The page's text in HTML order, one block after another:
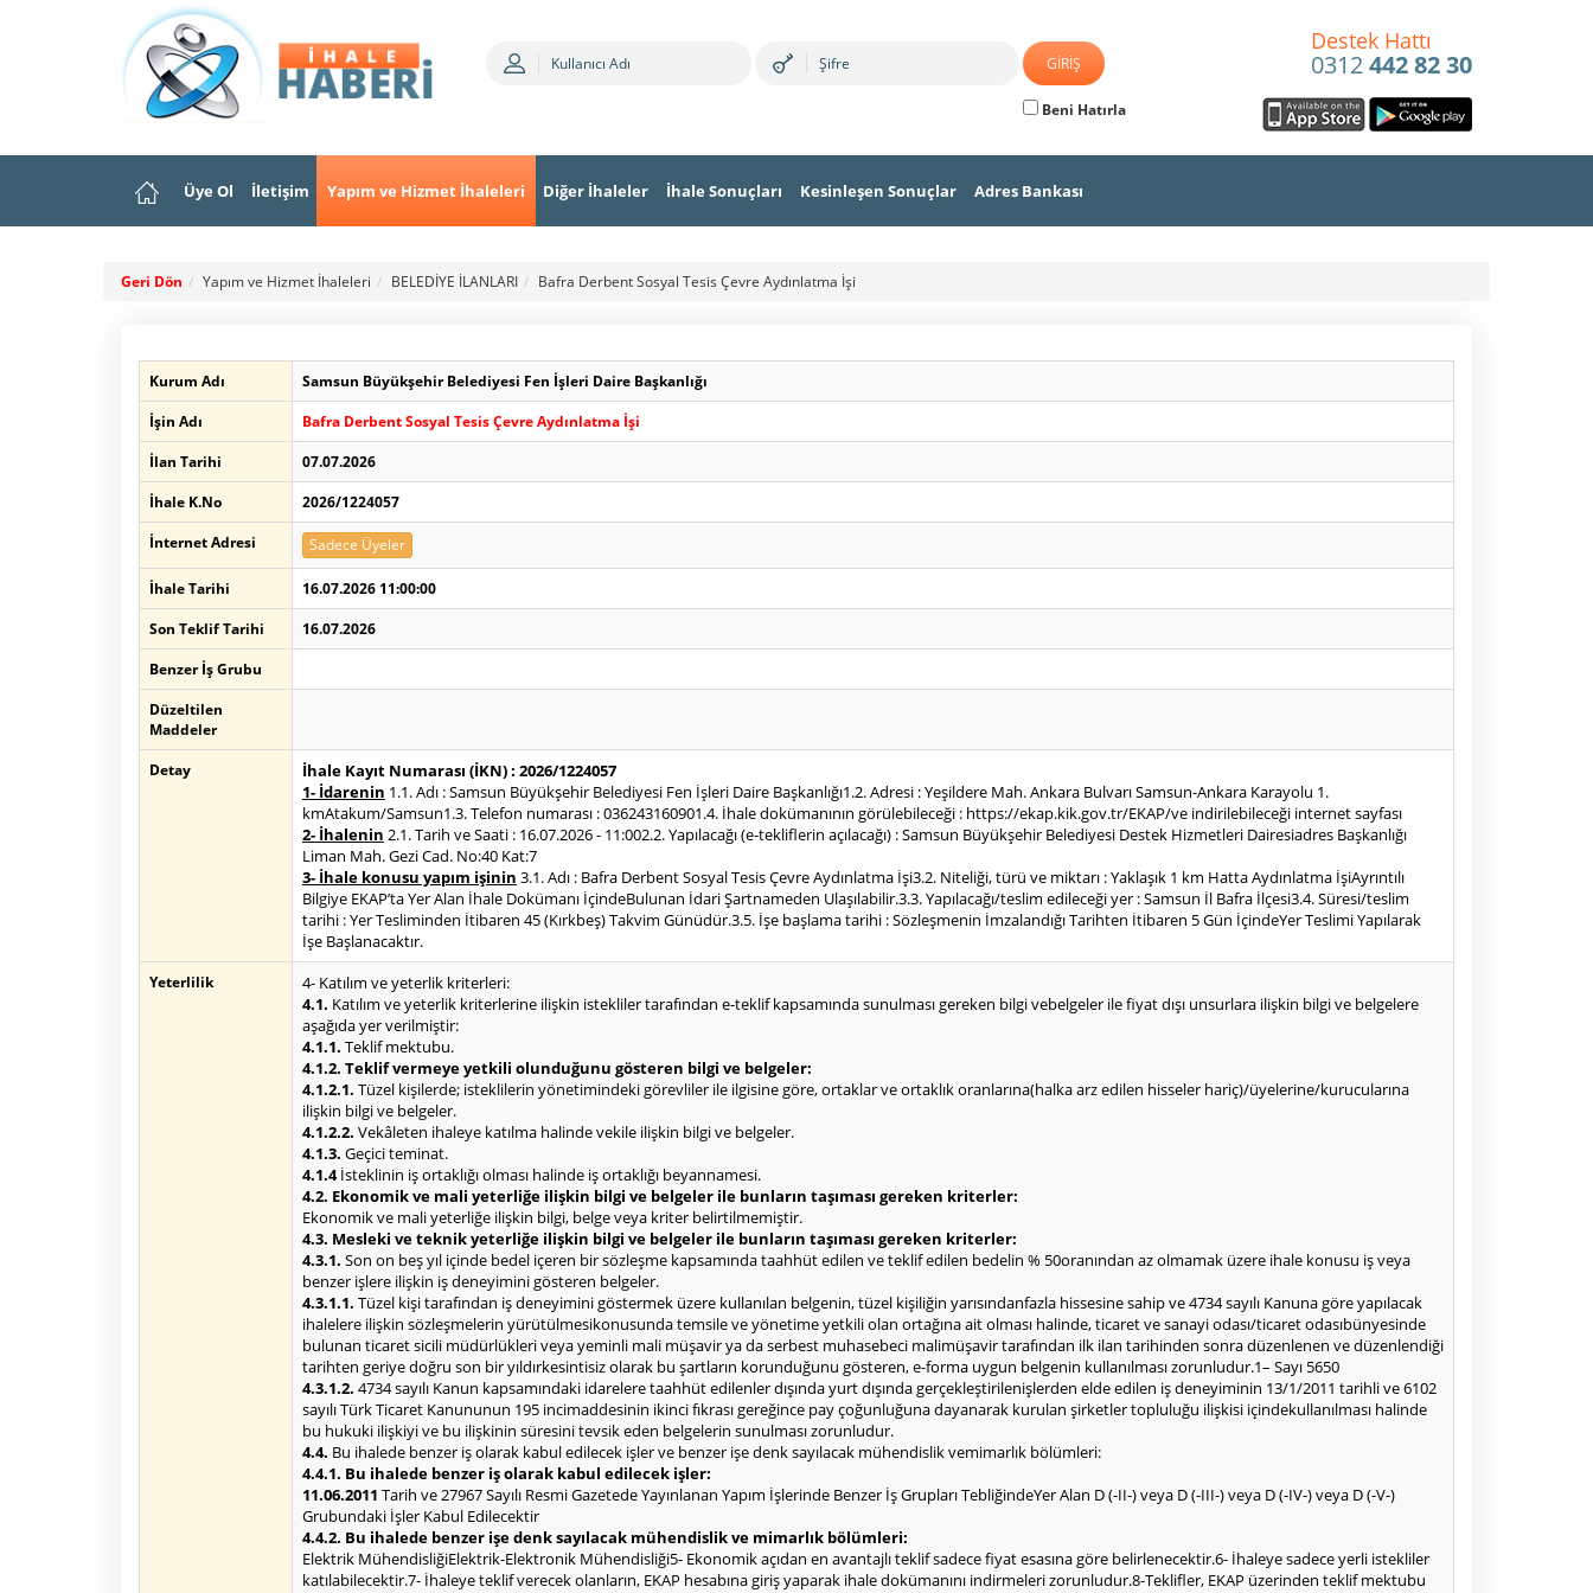
Beni Hatırla
Destek Hattı
0312442 82 30
Üye Ol İletişim Yapım ve Hizmet İhaleleri Diğer İhaleler İhale Sonuçları Kesinleşen Sonuçlar Adres Bankası
Geri Dön Yapım ve Hizmet İhaleleri BELEDİYE İLANLARI Bafra Derbent Sosyal Tesis Çevre Aydınlatma İşi
Kurum Adı
Samsun Büyükşehir Belediyesi Fen İşleri Daire Başkanlığı
İşin Adı
Bafra Derbent Sosyal Tesis Çevre Aydınlatma İşi
İlan Tarihi
07.07.2026
İhale K.No
2026/1224057
İnternet Adresi
Sadece Üyeler
İhale Tarihi
16.07.2026 11:00:00
Son Teklif Tarihi
16.07.2026
Benzer İş Grubu
Düzeltilen
Maddeler
Detay
İhale Kayıt Numarası (İKN) : 2026/1224057
1- İdarenin 1.1. Adı : Samsun Büyükşehir Belediyesi Fen İşleri Daire Başkanlığı1.2. Adresi : Yeşildere Mah. Ankara Bulvarı Samsun-Ankara Karayolu 1.
kmAtakum/Samsun1.3. Telefon numarası : 036243160901.4. İhale dokümanının görülebileceği : https://ekap.kik.gov.tr/EKAP/ve indirilebileceği internet sayfası
2- İhalenin 2.1. Tarih ve Saati : 16.07.2026 - 11:002.2. Yapılacağı (e-tekliflerin açılacağı) : Samsun Büyükşehir Belediyesi Destek Hizmetleri Dairesiadres Başkanlığı
Liman Mah. Gezi Cad. No:40 Kat:7
3- İhale konusu yapım işinin 3.1. Adı : Bafra Derbent Sosyal Tesis Çevre Aydınlatma İşi3.2. Niteliği, türü ve miktarı : Yaklaşık 1 km Hatta Aydınlatma İşiAyrıntılı
Bilgiye EKAP’ta Yer Alan İhale Dokümanı İçindeBulunan İdari Şartnameden Ulaşılabilir.3.3. Yapılacağı/teslim edileceği yer : Samsun İl Bafra İlçesi3.4. Süresi/teslim
tarihi : Yer Tesliminden İtibaren 45 (Kırkbeş) Takvim Günüdür.3.5. İşe başlama tarihi : Sözleşmenin İmzalandığı Tarihten İtibaren 5 Gün İçindeYer Teslimi Yapılarak
İşe Başlanacaktır.
Yeterlilik
4- Katılım ve yeterlik kriterleri:
4.1. Katılım ve yeterlik kriterlerine ilişkin istekliler tarafından e-teklif kapsamında sunulması gereken bilgi vebelgeler ile fiyat dışı unsurlara ilişkin bilgi ve belgelere
aşağıda yer verilmiştir:
4.1.1. Teklif mektubu.
4.1.2. Teklif vermeye yetkili olunduğunu gösteren bilgi ve belgeler:
4.1.2.1. Tüzel kişilerde; isteklilerin yönetimindeki görevliler ile ilgisine göre, ortaklar ve ortaklık oranlarına(halka arz edilen hisseler hariç)/üyelerine/kurucularına
ilişkin bilgi ve belgeler.
4.1.2.2. Vekâleten ihaleye katılma halinde vekile ilişkin bilgi ve belgeler.
4.1.3. Geçici teminat.
4.1.4İsteklinin iş ortaklığı olması halinde iş ortaklığı beyannamesi.
4.2. Ekonomik ve mali yeterliğe ilişkin bilgi ve belgeler ile bunların taşıması gereken kriterler:
Ekonomik ve mali yeterliğe ilişkin bilgi, belge veya kriter belirtilmemiştir.
4.3. Mesleki ve teknik yeterliğe ilişkin bilgi ve belgeler ile bunların taşıması gereken kriterler:
4.3.1. Son on beş yıl içinde bedel içeren bir sözleşme kapsamında taahhüt edilen ve teklif edilen bedelin % 50oranından az olmamak üzere ihale konusu iş veya
benzer işlere ilişkin iş deneyimini gösteren belgeler.
4.3.1.1. Tüzel kişi tarafından iş deneyimini göstermek üzere kullanılan belgenin, tüzel kişiliğin yarısındanfazla hissesine sahip ve 4734 sayılı Kanuna göre yapılacak
ihalelere ilişkin sözleşmelerin yürütülmesikonusunda temsile ve yönetime yetkili olan ortağına ait olması halinde, ticaret ve sanayi odası/ticaret odasıbünyesinde
bulunan ticaret sicili müdürlükleri veya yeminli mali müşavir ya da serbest muhasebeci malimüşavir tarafından ilk ilan tarihinden sonra düzenlenen ve düzenlendiği
tarihten geriye doğru son bir yıldırkesintisiz olarak bu şartların korunduğunu gösteren, e-forma uygun belgenin kullanılması zorunludur.1– Sayı 5650
4.3.1.2. 4734 sayılı Kanun kapsamındaki idarelere taahhüt edilenler dışında yurt dışında gerçekleştirilenişlerden elde edilen iş deneyiminin 13/1/2011 tarihli ve 6102
sayılı Türk Ticaret Kanununun 195 incimaddesinin ikinci fıkrası gereğince pay çoğunluğuna dayanarak kurulan şirketler topluluğu ilişkisi içindekullanılması halinde
bu hukuki ilişkiyi ve bu ilişkinin süresini tevsik eden belgelerin sunulması zorunludur.
4.4. Bu ihalede benzer iş olarak kabul edilecek işler ve benzer işe denk sayılacak mühendislik vemimarlık bölümleri:
4.4.1. Bu ihalede benzer iş olarak kabul edilecek işler:
11.06.2011 Tarih ve 27967 Sayılı Resmi Gazetede Yayınlanan Yapım İşlerinde Benzer İş Grupları TebliğindeYer Alan D (-II-) veya D (-III-) veya D (-IV-) veya D (-V-)
Grubundaki İşler Kabul Edilecektir
4.4.2. Bu ihalede benzer işe denk sayılacak mühendislik ve mimarlık bölümleri:
Elektrik MühendisliğiElektrik-Elektronik Mühendisliği5- Ekonomik açıdan en avantajlı teklif sadece fiyat esasına göre belirlenecektir.6- İhaleye sadece yerli istekliler
katılabilecektir.7- İhaleye teklif verecek olanların, EKAP hesabına giriş yaparak ihale dokümanını indirmeleri zorunludur.8-Teklifler, EKAP üzerinden teklif mektubu